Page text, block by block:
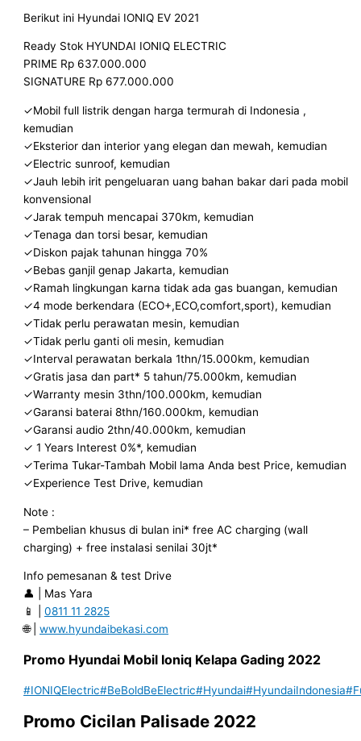
Berikut ini Hyundai IONIQ EV 2021
Ready Stok HYUNDAI IONIQ ELECTRIC
PRIME Rp 637.000.000
SIGNATURE Rp 677.000.000
✓Mobil full listrik dengan harga termurah di Indonesia ,
kemudian
✓Eksterior dan interior yang elegan dan mewah, kemudian
✓Electric sunroof, kemudian
✓Jauh lebih irit pengeluaran uang bahan bakar dari pada mobil
konvensional
✓Jarak tempuh mencapai 370km, kemudian
✓Tenaga dan torsi besar, kemudian
✓Diskon pajak tahunan hingga 70%
✓Bebas ganjil genap Jakarta, kemudian
✓Ramah lingkungan karna tidak ada gas buangan, kemudian
✓4 mode berkendara (ECO+,ECO,comfort,sport), kemudian
✓Tidak perlu perawatan mesin, kemudian
✓Tidak perlu ganti oli mesin, kemudian
✓Interval perawatan berkala 1thn/15.000km, kemudian
✓Gratis jasa dan part* 5 tahun/75.000km, kemudian
✓Warranty mesin 3thn/100.000km, kemudian
✓Garansi baterai 8thn/160.000km, kemudian
✓Garansi audio 2thn/40.000km, kemudian
✓ 1 Years Interest 0%*, kemudian
✓Terima Tukar-Tambah Mobil lama Anda best Price, kemudian
✓Experience Test Drive, kemudian
Note :
– Pembelian khusus di bulan ini* free AC charging (wall
charging) + free instalasi senilai 30jt*
Info pemesanan & test Drive
👤 | Mas Yara
📱 |0811 11 2825
🌐 |www.hyundaibekasi.com
Promo Hyundai Mobil Ioniq Kelapa Gading 2022
#IONIQElectric#BeBoldBeElectric#Hyundai#HyundaiIndonesia
Promo Cicilan Palisade 2022